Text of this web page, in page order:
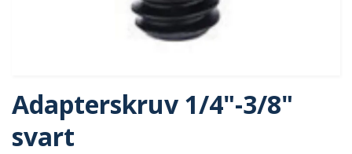
Adapterskruv 1/4"-3/8"
svart